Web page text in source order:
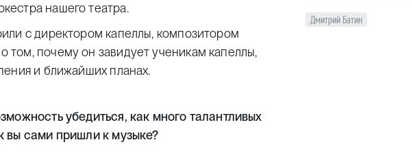
нашего театра.
с директором капеллы, композитором
почему он завидует ученикам капеллы,
и ближайших планах.
убедиться, как много талантливых
вы сами пришли к музыке?
Дмитрий Батин